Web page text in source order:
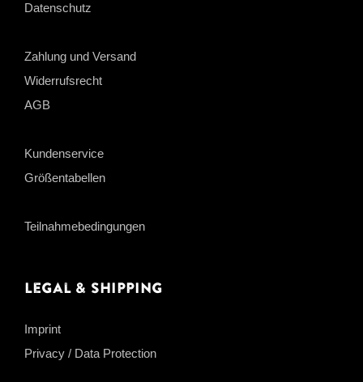
Datenschutz
Zahlung und Versand
Widerrufsrecht
AGB
Kundenservice
Größentabellen
Teilnahmebedingungen
Legal & Shipping
Imprint
Privacy / Data Protection